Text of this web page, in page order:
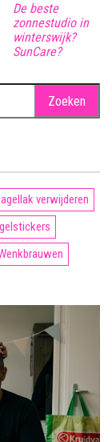
De beste
zonnestudio in
winterswijk?
SunCare?
verwijderen